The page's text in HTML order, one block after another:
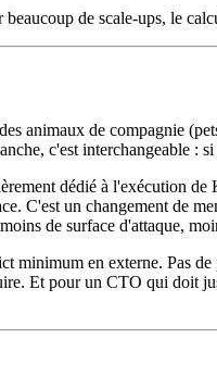
de scale-ups, le
animaux de compagnie
c'est interchangeable :
dédié à l'exécution
C'est un changement de
de surface d'attaque,
minimum en externe. Pas
Et pour un CTO qui doit